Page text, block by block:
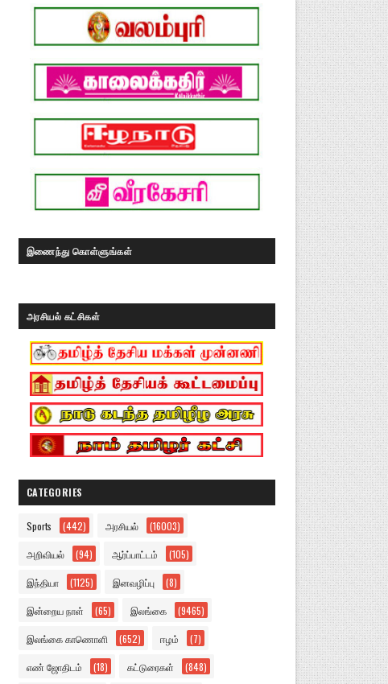
இணைந்து கொள்ளுங்கள்
அரசியல் கட்சிகள்
CATEGORIES
Sports (442) அரசியல் (16003)
அறிவியல் (94) ஆர்ப்பாட்டம் (105)
இந்தியா (1125) இனவழிப்பு (8)
இன்றைய நாள் (65) இலங்கை (9465)
இலங்கை காணொளி (652) ஈழம் (7)
எண் ஜோதிடம் (18) கட்டுரைகள் (848)